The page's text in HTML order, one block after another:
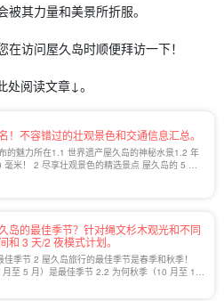
其力量和美景所折服。
在访问屋久岛时顺便拜访一下！
处阅读文章↓。
！不容错过的壮观景色和交通信息汇总。
的魅力所在1.1 世界遗产屋久岛的神秘水景1.2 年
米！ 2 尽享壮观景色的精选景点 屋久岛的 5 大
岛的最佳季节？针对绳文杉木观光和不同
和 3 天/2 夜模式计划。
季节 2 屋久岛旅行的最佳季节是春季和秋季！
至 5 月）是最佳季节 2.2 为何秋季（10 月至 11